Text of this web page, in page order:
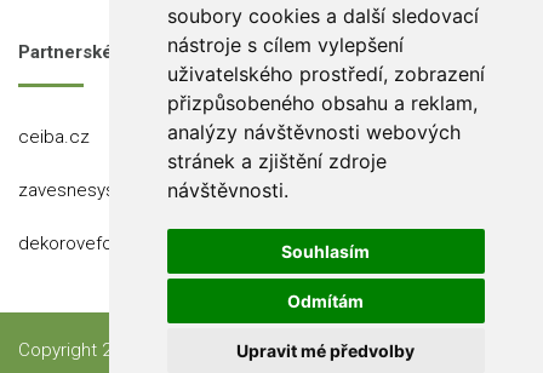
soubory cookies a další sledovací
nástroje s cílem vylepšení
uživatelského prostředí, zobrazení
přizpůsobeného obsahu a reklam,
analýzy návštěvnosti webových
stránek a zjištění zdroje
návštěvnosti.
Souhlasím
Odmítám
Upravit mé předvolby
Partnerské stránky
ceiba.cz
zavesnesystemy.cz
dekorovefolie.cz
Copyright 2023 Ceiba, s.r.o.